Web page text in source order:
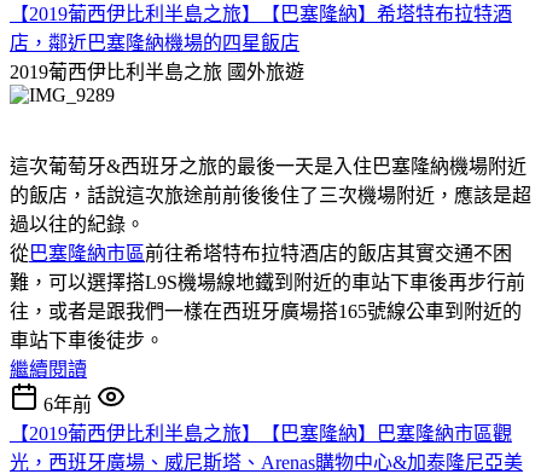
【2019葡西伊比利半島之旅】【巴塞隆納】希塔特布拉特酒
店，鄰近巴塞隆納機場的四星飯店
2019葡西伊比利半島之旅 國外旅遊
這次葡萄牙&西班牙之旅的最後一天是入住巴塞隆納機場附近
的飯店，話說這次旅途前前後後住了三次機場附近，應該是超
過以往的紀錄。
從巴塞隆納市區前往希塔特布拉特酒店的飯店其實交通不困
難，可以選擇搭L9S機場線地鐵到附近的車站下車後再步行前
往，或者是跟我們一樣在西班牙廣場搭165號線公車到附近的
車站下車後徒步。
繼續閱讀
6年前
【2019葡西伊比利半島之旅】【巴塞隆納】巴塞隆納市區觀
光，西班牙廣場、威尼斯塔、Arenas購物中心&加泰隆尼亞美